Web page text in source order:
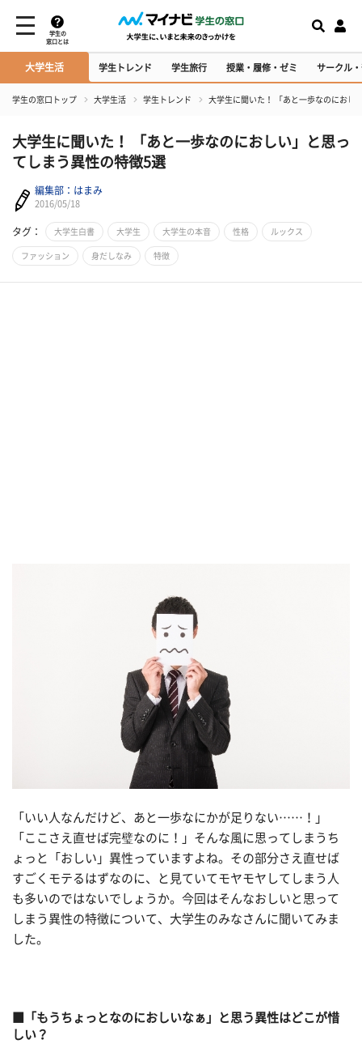
学生の
窓口とは
大学生活 学生トレンド 学生旅行 授業・履修・ゼミ サークル
学生の窓口トップ 大学生活 学生トレンド 大学生に聞いた！ 「あと一歩なのにおし
大学生に聞いた！ 「あと一歩なのにおしい」と思っ
てしまう異性の特徴5選
編集部：はまみ
2016/05/18
タグ： 大学生白書 大学生 大学生の本音 性格 ルックス
ファッション 身だしなみ 特徴
「いい人なんだけど、あと一歩なにかが足りない……！」
「ここさえ直せば完璧なのに！」そんな風に思ってしまうち
ょっと「おしい」異性っていますよね。その部分さえ直せば
すごくモテるはずなのに、と見ていてモヤモヤしてしまう人
も多いのではないでしょうか。今回はそんなおしいと思って
しまう異性の特徴について、大学生のみなさんに聞いてみま
した。
■「もうちょっとなのにおしいなぁ」と思う異性はどこが惜
しい？